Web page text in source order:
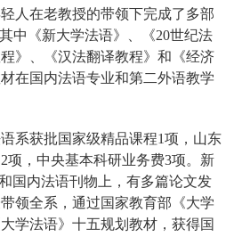
人在老教授的带领下完成了多部
中《新大学法语》、《20世纪法
》、《汉法翻译教程》和《经济
在国内法语专业和第二外语教学
系获批国家级精品课程1项，山东
项，中央基本科研业务费3项。新
国内法语刊物上，有多篇论文发
领全系，通过国家教育部《大学
学法语》十五规划教材，获得国